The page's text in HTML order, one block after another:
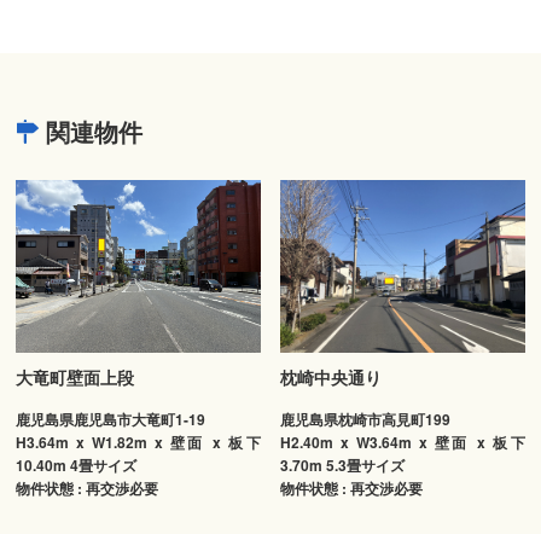
関連物件
大竜町壁面上段
鹿児島県鹿児島市大竜町1-19
H3.64m x W1.82m x 壁面 x 板下
10.40m 4畳サイズ
物件状態 : 再交渉必要
枕崎中央通り
鹿児島県枕崎市高見町199
H2.40m x W3.64m x 壁面 x 板下
3.70m 5.3畳サイズ
物件状態 : 再交渉必要